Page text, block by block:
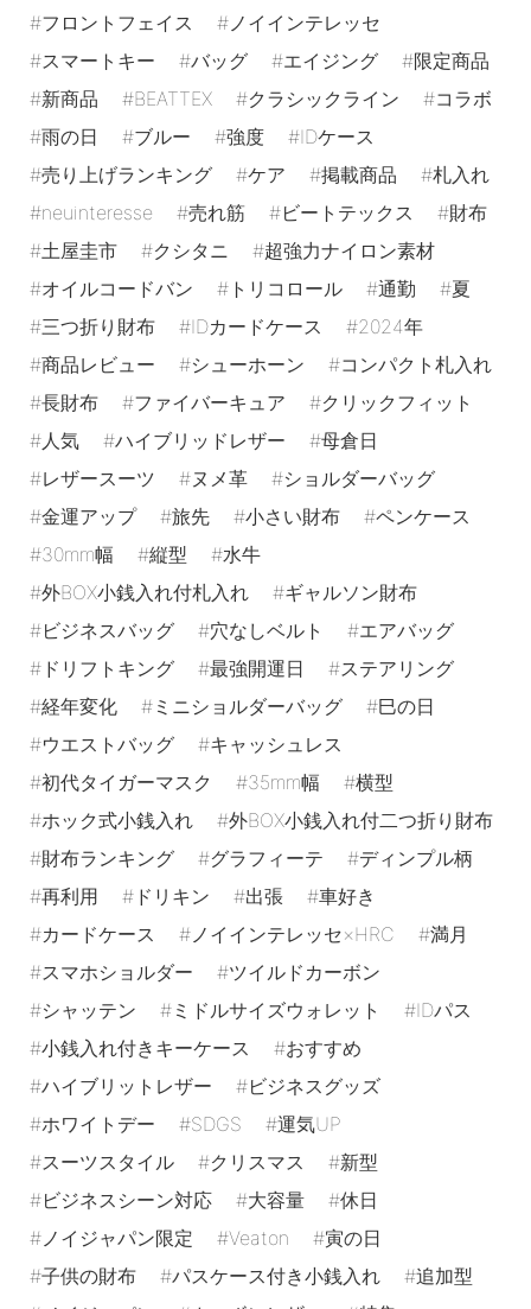
フロントフェイス
ノイインテレッセ
スマートキー
バッグ エイジング
限定商品
新商品
BEATTEX クラシックライン
コラボ
雨の日
ブルー 強度
IDケース
売り上げランキング
ケア 掲載商品
札入れ
neuinteresse
売れ筋 ビートテックス
財布
土屋圭市
クシタニ
超強力ナイロン素材
オイルコードバン
トリコロール 通勤
夏
三つ折り財布
IDカードケース
2024年
商品レビュー
シューホーン
コンパクト札入れ
長財布
ファイバーキュア
クリックフィット
人気
ハイブリッドレザー
母倉日
レザースーツ
ヌメ革
ショルダーバッグ
金運アップ
旅先 小さい財布
ペンケース
30mm幅
縦型
水牛
外BOX小銭入れ付札入れ
ギャルソン財布
ビジネスバッグ
穴なしベルト
エアバッグ
ドリフトキング
最強開運日
ステアリング
経年変化
ミニショルダーバッグ
巳の日
ウエストバッグ
キャッシュレス
初代タイガーマスク
35mm幅
横型
ホック式小銭入れ
外BOX小銭入れ付二つ折り財布
財布ランキング
グラフィーテ
ディンプル柄
再利用
ドリキン 出張
車好き
カードケース
ノイインテレッセ×HRC
満月
スマホショルダー
ツイルドカーボン
シャッテン
ミドルサイズウォレット
IDパス
小銭入れ付きキーケース
おすすめ
ハイブリットレザー
ビジネスグッズ
ホワイトデー
SDGS
運気UP
スーツスタイル
クリスマス
新型
ビジネスシーン対応
大容量
休日
ノイジャパン限定
Veaton
寅の日
子供の財布
パスケース付き小銭入れ
追加型